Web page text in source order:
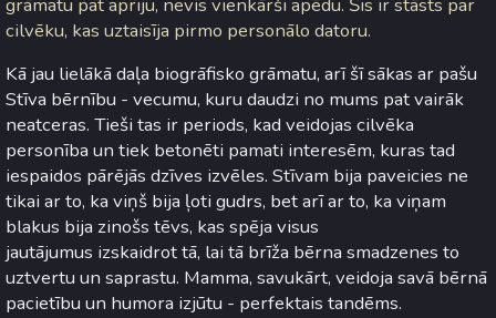
cilvēku, kas uztaisīja pirmo personālo datoru.
Kā jau lielākā daļa biogrāfisko grāmatu, arī šī sākas ar pašu
Stīva bērnību - vecumu, kuru daudzi no mums pat vairāk
neatceras. Tieši tas ir periods, kad veidojas cilvēka
personība un tiek betonēti pamati interesēm, kuras tad
iespaidos pārējās dzīves izvēles. Stīvam bija paveicies ne
tikai ar to, ka viņš bija ļoti gudrs, bet arī ar to, ka viņam
blakus bija zinošs tēvs, kas spēja visus
jautājumus izskaidrot tā, lai tā brīža bērna smadzenes to
uztvertu un saprastu. Mamma, savukārt, veidoja savā bērnā
pacietību un humora izjūtu - perfektais tandēms.